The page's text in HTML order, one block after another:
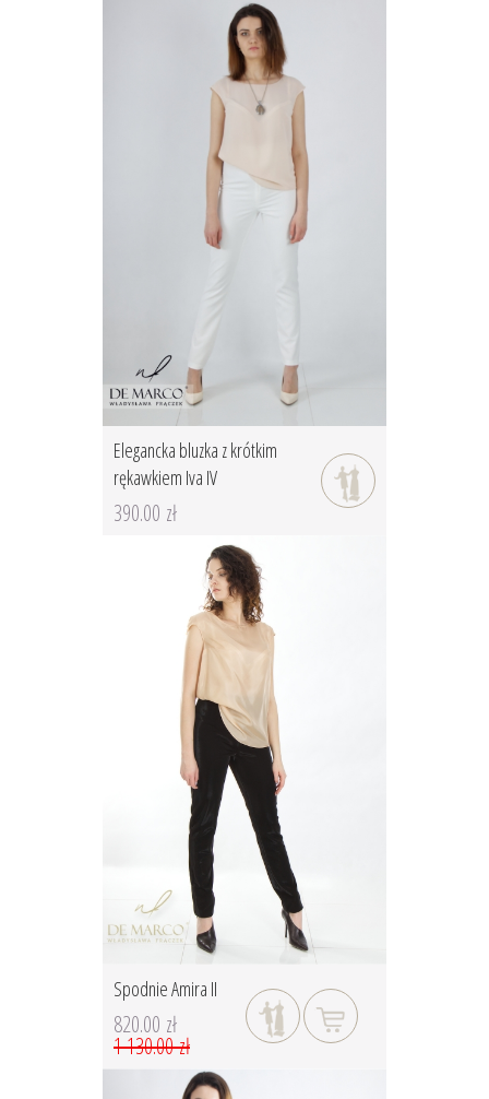
Elegancka bluzka z krótkim
rękawkiem Iva IV
390.00 zł
Spodnie Amira II
820.00 zł
1 130.00 zł